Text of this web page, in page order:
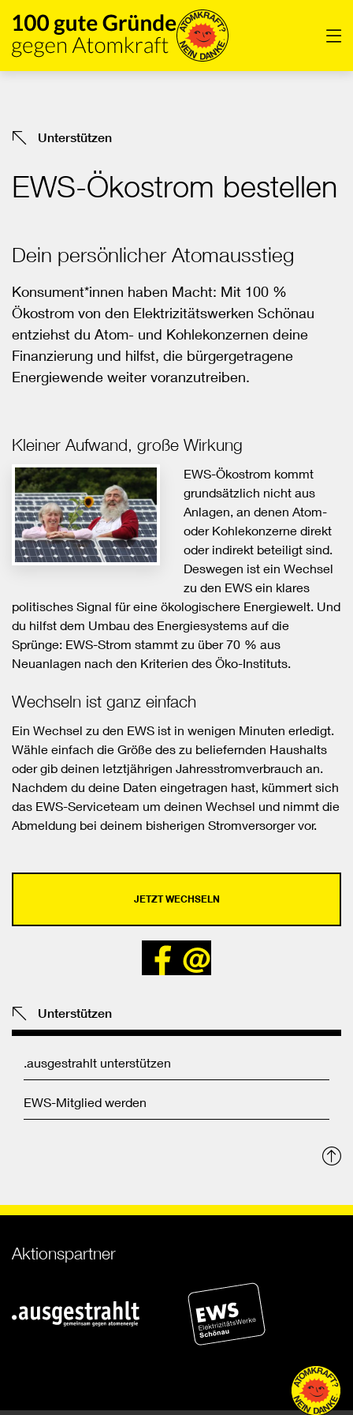
zum
Inhalt
Unterstützen
EWS-Ökostrom bestellen
Dein persönlicher Atomausstieg
Konsument*innen haben Macht: Mit 100 %
Ökostrom von den Elektrizitätswerken Schönau
entziehst du Atom- und Kohlekonzernen deine
Finanzierung und hilfst, die bürgergetragene
Energiewende weiter voranzutreiben.
Kleiner Aufwand, große Wirkung
EWS-Ökostrom kommt
grundsätzlich nicht aus
Anlagen, an denen Atom-
oder Kohlekonzerne direkt
oder indirekt beteiligt sind.
Deswegen ist ein Wechsel
zu den EWS ein klares
politisches Signal für eine ökologischere Energiewelt. Und
du hilfst dem Umbau des Energiesystems auf die
Sprünge: EWS-Strom stammt zu über 70 % aus
Neuanlagen nach den Kriterien des Öko-Instituts.
Wechseln ist ganz einfach
Ein Wechsel zu den EWS ist in wenigen Minuten erledigt.
Wähle einfach die Größe des zu beliefernden Haushalts
oder gib deinen letztjährigen Jahresstromverbrauch an.
Nachdem du deine Daten eingetragen hast, kümmert sich
das EWS-Serviceteam um deinen Wechsel und nimmt die
Abmeldung bei deinem bisherigen Stromversorger vor.
JETZT WECHSELN
Bei
Facebook
Unterstützen
.ausgestrahlt unterstützen
EWS-Mitglied werden
Aktionspartner